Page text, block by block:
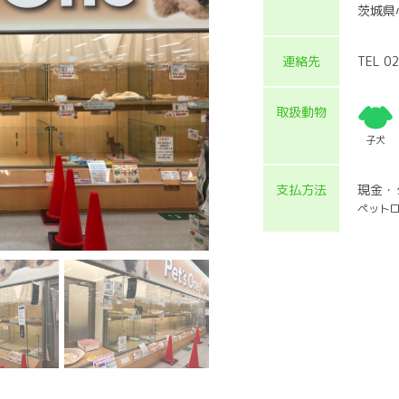
茨城
連絡先 TEL
取扱動物
子犬
支払方法 現金・
ペット